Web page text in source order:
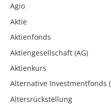
Agio
Aktie
Aktienfonds
Aktiengesellschaft (AG)
Aktienkurs
Alternative Investmentfonds
Altersrückstellung